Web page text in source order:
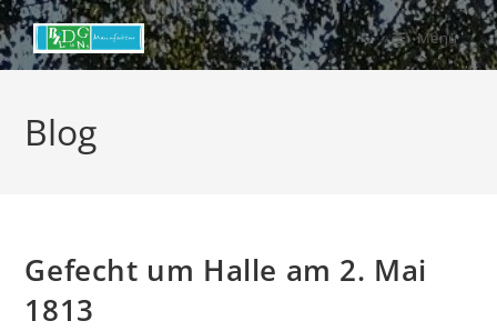
Zum
Inhalt
springen
Menü
Blog
Gefecht um Halle am 2. Mai
1813